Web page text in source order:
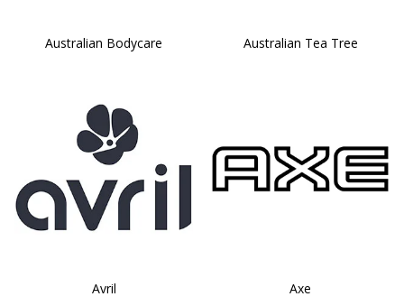
Australian Bodycare Australian Tea Tree
Avril Axe